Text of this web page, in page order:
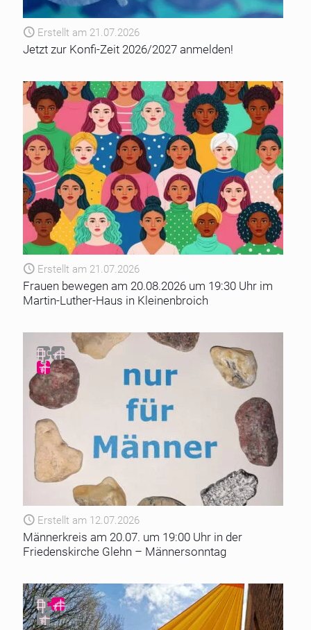
Erstellt am 21.07.2026
Jetzt zur Konfi-Zeit 2026/2027 anmelden!
Erstellt am 21.07.2026
Frauen bewegen am 20.08.2026 um 19:30 Uhr im
Martin-Luther-Haus in Kleinenbroich
Erstellt am 12.07.2026
Männerkreis am 20.07. um 19:00 Uhr in der
Friedenskirche Glehn – Männersonntag